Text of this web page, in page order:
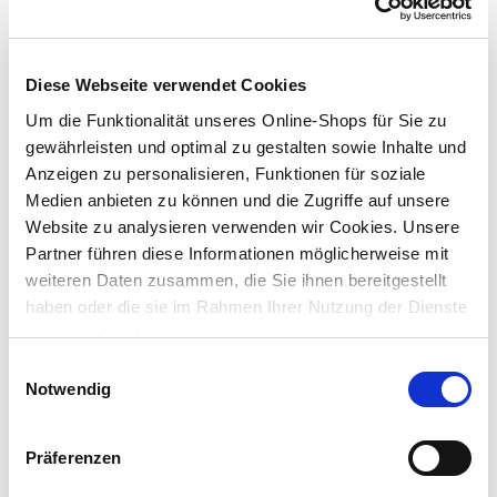
Diese Webseite verwendet Cookies
Um die Funktionalität unseres Online-Shops für Sie zu
gewährleisten und optimal zu gestalten sowie Inhalte und
Anzeigen zu personalisieren, Funktionen für soziale
Medien anbieten zu können und die Zugriffe auf unsere
Website zu analysieren verwenden wir Cookies. Unsere
Partner führen diese Informationen möglicherweise mit
weiteren Daten zusammen, die Sie ihnen bereitgestellt
haben oder die sie im Rahmen Ihrer Nutzung der Dienste
gesammelt haben.
Notwendig
Präferenzen
unschlagbarer Eigenmarken-Preis